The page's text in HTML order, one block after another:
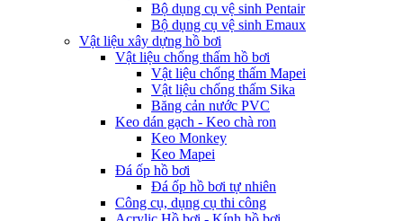
Bộ dụng cụ vệ sinh Pentair
Bộ dụng cụ vệ sinh Emaux
Vật liệu xây dựng hồ bơi
Vật liệu chống thấm hồ bơi
Vật liệu chống thấm Mapei
Vật liệu chống thấm Sika
Băng cản nước PVC
Keo dán gạch - Keo chà ron
Keo Monkey
Keo Mapei
Đá ốp hồ bơi
Đá ốp hồ bơi tự nhiên
Công cụ, dụng cụ thi công